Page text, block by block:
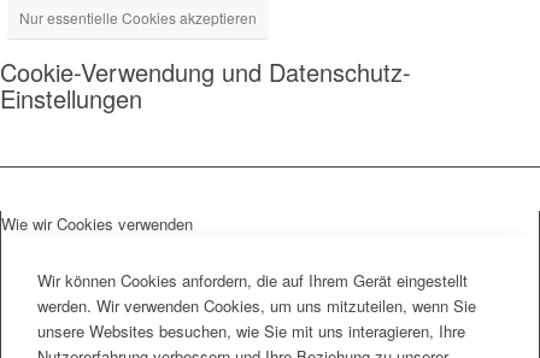
Nur essentielle Cookies akzeptieren
Cookie-Verwendung und Datenschutz-
Einstellungen
Wie wir Cookies verwenden
Wir können Cookies anfordern, die auf Ihrem Gerät eingestellt
werden. Wir verwenden Cookies, um uns mitzuteilen, wenn Sie
unsere Websites besuchen, wie Sie mit uns interagieren, Ihre